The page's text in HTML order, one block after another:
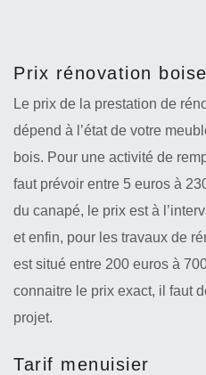
Prix rénovation
Le prix de la prestation de
dépend à l’état de votre
bois. Pour une activité de
faut prévoir entre 5 euros à
du canapé, le prix est à
et enfin, pour les travaux de
est situé entre 200 euros à
connaitre le prix exact, il faut
projet.
Tarif menuisier